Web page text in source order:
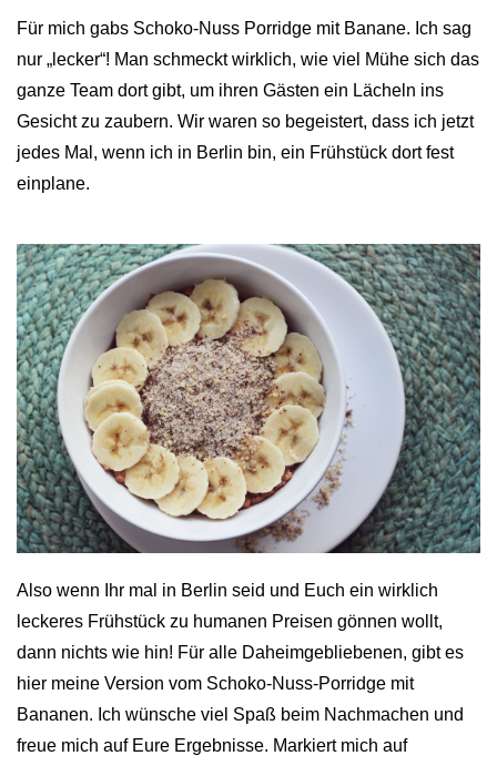
Für mich gabs Schoko-Nuss Porridge mit Banane. Ich sag
nur „lecker“! Man schmeckt wirklich, wie viel Mühe sich das
ganze Team dort gibt, um ihren Gästen ein Lächeln ins
Gesicht zu zaubern. Wir waren so begeistert, dass ich jetzt
jedes Mal, wenn ich in Berlin bin, ein Frühstück dort fest
einplane.
Also wenn Ihr mal in Berlin seid und Euch ein wirklich
leckeres Frühstück zu humanen Preisen gönnen wollt,
dann nichts wie hin! Für alle Daheimgebliebenen, gibt es
hier meine Version vom Schoko-Nuss-Porridge mit
Bananen. Ich wünsche viel Spaß beim Nachmachen und
freue mich auf Eure Ergebnisse. Markiert mich auf